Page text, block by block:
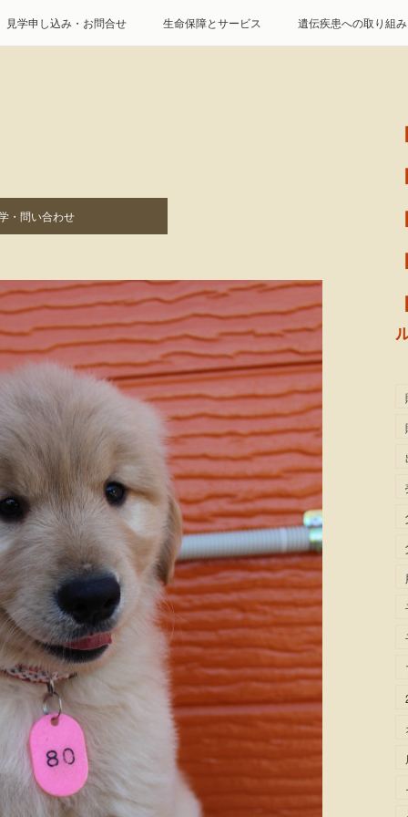
見学申し込み・お問合せ 生命保障とサービス 遺伝疾患への取り組み
・問い合わせ